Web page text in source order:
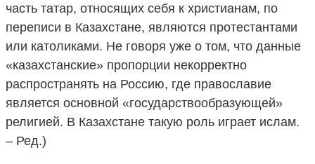
часть татар, относящих себя к христианам, по
переписи в Казахстане, являются протестантами
или католиками. Не говоря уже о том, что данные
«казахстанские» пропорции некорректно
распространять на Россию, где православие
является основной «государствообразующей»
религией. В Казахстане такую роль играет ислам.
– Ред.)